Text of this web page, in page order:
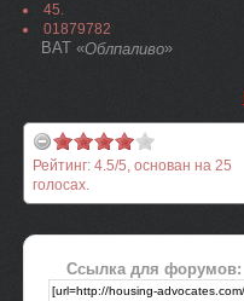
45.
01879782
ВАТ «Облпаливо»
Рейтинг: 4.5/5, основан на 25
голосах.
Ссылка для форумов: